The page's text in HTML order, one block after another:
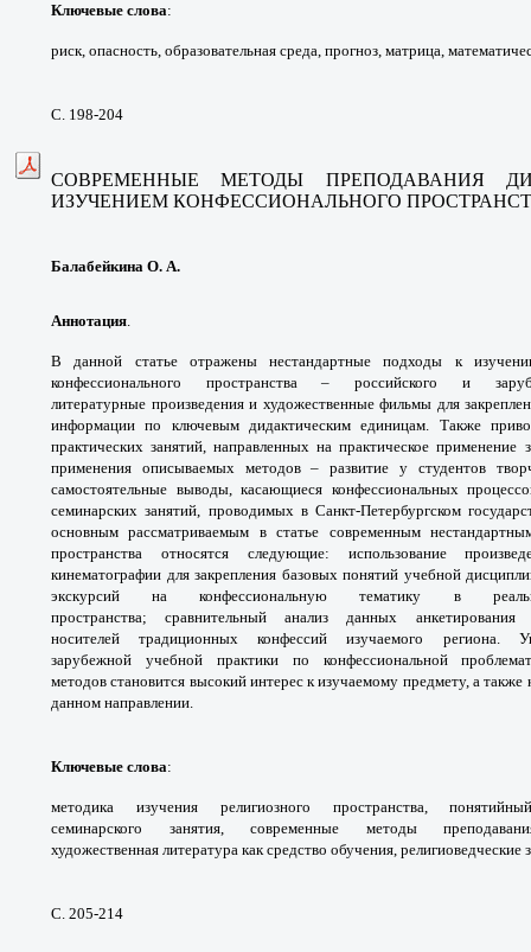
Ключевые слова:
риск, опасность, образовательная среда, прогноз, матрица,
С. 198-204
СОВРЕМЕННЫЕ МЕТОДЫ ПРЕПОДАВАНИЯ
ИЗУЧЕНИЕМ КОНФЕССИОНАЛЬНОГО
Балабейкина О. А.
Аннотация.
В данной статье отраженынестандартные подходы к
конфессионального пространства – российского и
литературные произведения и художественные фильмы для
информации по ключевым дидактическим единицам. Также
практическихзанятий, направленных на практическоеприменение
применения описываемых методов –развитие у студентов
самостоятельные выводы,касающиеся конфессиональных
семинарскихзанятий, проводимых в Санкт-Петербургском
основным рассматриваемым в статье современным
пространства относятся следующие: использование
кинематографии для закрепления базовых понятий учебной
экскурсий наконфессиональную тематику в
пространства;сравнительный анализ данных
носителейтрадиционных конфессий изучаемого региона.
зарубежной учебной практики по конфессиональной
методовстановится высокий интерес к изучаемому предмету, а также
данном направлении.
Ключевые слова:
методика изучения религиозного пространства,
семинарского занятия, современные методы
художественная литература как средство обучения, религиоведческие
С. 205-214